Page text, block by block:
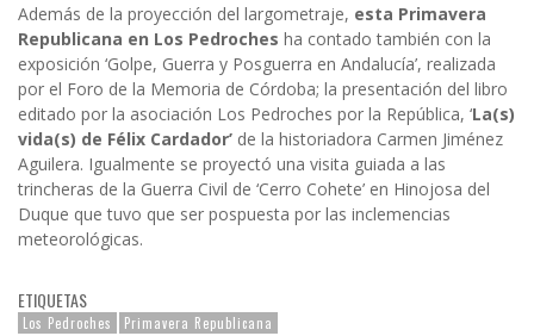
Además de la proyección del largometraje, esta Primavera
Republicana en Los Pedroches ha contado también con la
exposición ‘Golpe, Guerra y Posguerra en Andalucía’, realizada
por el Foro de la Memoria de Córdoba; la presentación del libro
editado por la asociación Los Pedroches por la República, ‘La(s)
vida(s) de Félix Cardador’ de la historiadora Carmen Jiménez
Aguilera. Igualmente se proyectó una visita guiada a las
trincheras de la Guerra Civil de ‘Cerro Cohete’ en Hinojosa del
Duque que tuvo que ser pospuesta por las inclemencias
meteorológicas.
ETIQUETAS
Los Pedroches Primavera Republicana